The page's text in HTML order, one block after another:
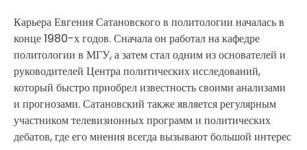
Карьера Евгения Сатановского в политологии началась в
конце 1980-х годов. Сначала он работал на кафедре
политологии в МГУ, а затем стал одним из основателей и
руководителей Центра политических исследований,
который быстро приобрел известность своими анализами
и прогнозами. Сатановский также является регулярным
участником телевизионных программ и политических
дебатов, где его мнения всегда вызывают большой интерес